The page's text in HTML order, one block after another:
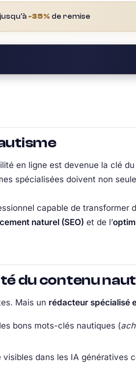
-35% de remise
en ligne est devenue la clé
spécialisées doivent non
capable de transformer
naturel (SEO) et de l’
du contenu
Mais un rédacteur spécialisé
bons mots-clés nautiques (
dans les IA génératives